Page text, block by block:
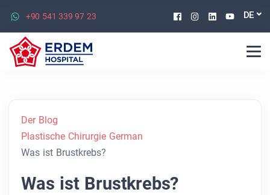
+90 541 339 97 23 Facebook
Instagram
Linkedin
DE
Der Blog
Plastische Chirurgie German
Was ist Brustkrebs?
Was ist Brustkrebs?